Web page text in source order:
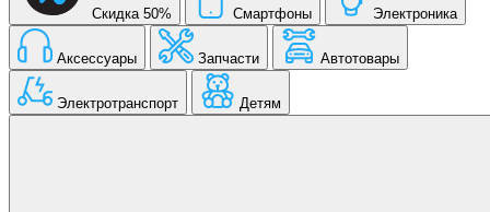
Скидка 50% Смартфоны Электроника
Аксессуары Запчасти Автотовары
Электротранспорт Детям